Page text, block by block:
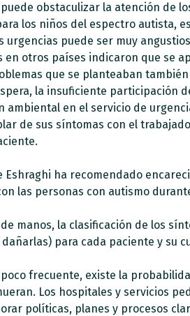
obstaculizar la atención de
los niños del espectro autista,
puede ser muy
otros países indicaron que se
que se planteaban
la insuficiente participación
ambiental en el servicio de
de sus síntomas con el
ha recomendado
las personas con autismo
manos, la clasificación de los
para cada paciente y su
frecuente, existe la
Los hospitales y servicios
políticas, planes y procesos